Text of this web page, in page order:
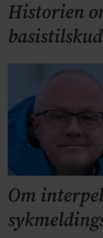
Historien
Om